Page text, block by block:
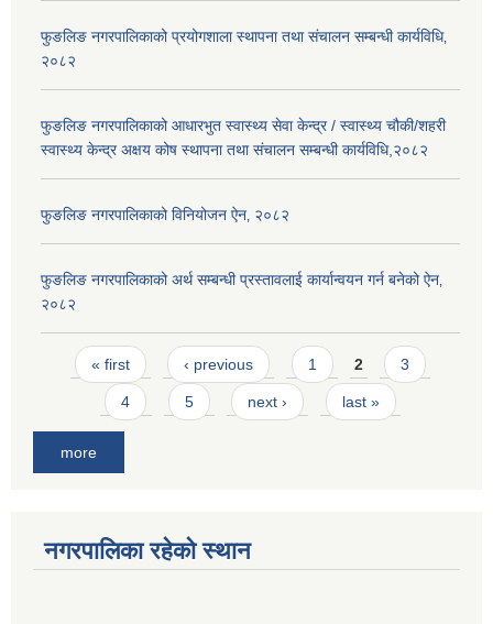
फुङलिङ नगरपालिकाको प्रयोगशाला स्थापना तथा संचालन सम्बन्धी कार्यविधि‚
२०८२
फुङलिङ नगरपालिकाको आधारभुत स्वास्थ्य सेवा केन्द्र / स्वास्थ्य चौकी/शहरी
स्वास्थ्य केन्द्र अक्षय कोष स्थापना तथा संचालन सम्बन्धी कार्यविधि,२०८२
फुङलिङ नगरपालिकाको विनियोजन ऐन‚ २०८२
फुङलिङ नगरपालिकाको अर्थ सम्बन्धी प्रस्तावलाई कार्यान्वयन गर्न बनेको ऐन‚
२०८२
Pages
« first ‹ previous 1 2 3
4 5 next › last »
more
नगरपालिका रहेको स्थान